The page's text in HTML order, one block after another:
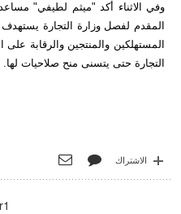
وفي الاثناء أكد "ميثم لطيفي"
المقدم لفصل وزارة التجارة يستهدف
المستهلكين والمنتجين والرقابة
التجارة حتى يتسنى منح صلاحيات لها.
الاشتراك